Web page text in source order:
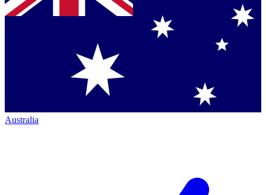
Australia